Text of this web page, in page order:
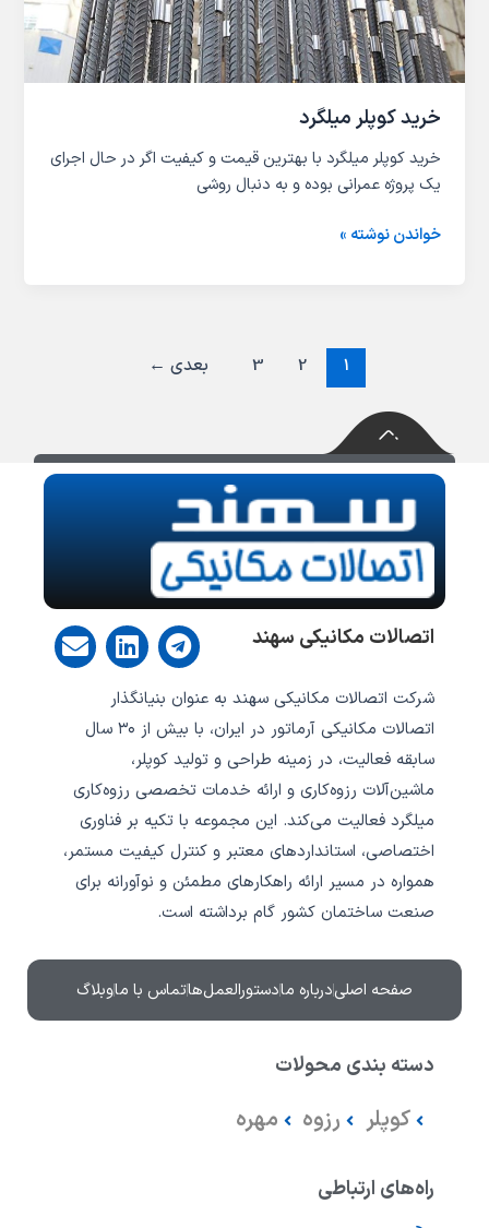
خرید کوپلر میلگرد
خرید کوپلر میلگرد با بهترین قیمت و کیفیت اگر در حال اجرای
یک پروژه عمرانی بوده و به دنبال روشی
خواندن نوشته »
1
2
3 بعدی ←
اتصالات مکانیکی سهند T
e
e
g
r
a
m
L
i
n
k
e
i
n
E
n
p
شرکت اتصالات مکانیکی سهند به عنوان بنیانگذار
اتصالات مکانیکی آرماتور در ایران، با بیش از ۳۰ سال
سابقه فعالیت، در زمینه طراحی و تولید کوپلر،
ماشین‌آلات رزوه‌کاری و ارائه خدمات تخصصی رزوه‌کاری
میلگرد فعالیت می‌کند.‎ این مجموعه با تکیه بر فناوری
اختصاصی، استانداردهای معتبر و کنترل کیفیت مستمر،
همواره در مسیر ارائه راهکارهای مطمئن و نوآورانه برای
صنعت ساختمان کشور گام برداشته است.‎
صفحه اصلیدرباره مادستورالعمل‌هاتماس با ماوبلاگ
دسته بندی محولات
کوپلر رزوه مهره
راه‌های ارتباطی